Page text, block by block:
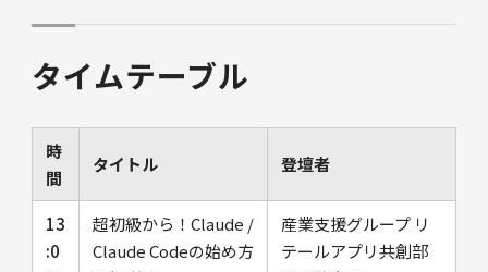
タイムテーブル
時
間
タイトル 登壇者
13
:0
超初級から！Claude /
Claude Codeの始め方
産業支援グループ リ
テールアプリ共創部